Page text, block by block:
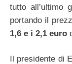
tutto all’ultimo
portando il
1,6 e i 2,1 euro
Il presidente di